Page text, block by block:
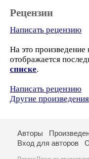
Рецензии
Написать рецензию
На это произведение
отображается
списке.
Написать рецензию
Другие
Авторы
Вход для авторов